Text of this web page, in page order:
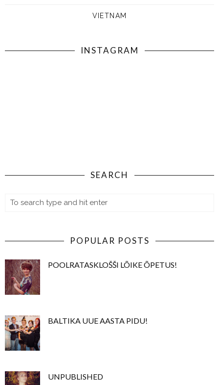
VIETNAM
INSTAGRAM
SEARCH
POPULAR POSTS
POOLRATASKLOŠŠI LÕIKE ÕPETUS!
BALTIKA UUE AASTA PIDU!
UNPUBLISHED